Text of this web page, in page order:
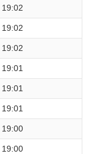
19:02
19:02
19:02
19:01
19:01
19:01
19:00
19:00